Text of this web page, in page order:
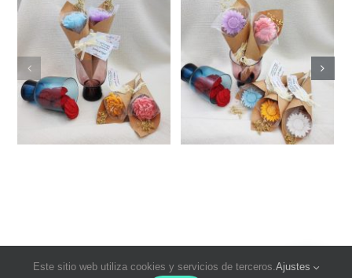
Este sitio web utiliza cookies y servicios de terceros.Ajustes